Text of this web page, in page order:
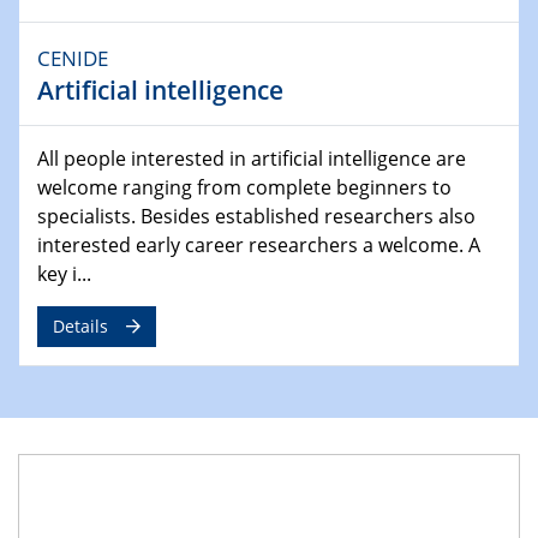
Lehrstuhl für Strömungsmechanik und Simulation
reaktiver Strömungen
22.05.2023 - 24.05.2023
Pint of Science Duisburg
23.05.2023 - 24.05.2023
10. NRW Nano-Konferenz
25.05.2023
Ringvorlesung
Ich wandle mich! … wohin und wieso? Lernen und
25.05.2023
CENIDE
Artificial intelligence
All people interested in artificial intelligence are
welcome ranging from complete beginners to
specialists. Besides established researchers also
interested early career researchers a welcome. A
key i...
Details